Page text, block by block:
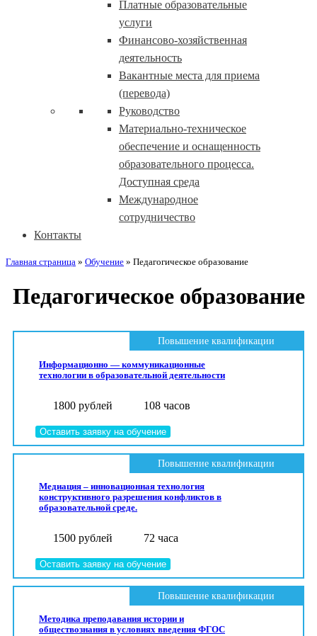
Платные образовательные
услуги
Финансово-хозяйственная
деятельность
Вакантные места для приема
(перевода)
Руководство
Материально-техническое
обеспечение и оснащенность
образовательного процесса.
Доступная среда
Международное
сотрудничество
Контакты
Главная страница » Обучение » Педагогическое образование
Педагогическое образование
Информационно — коммуникационные
технологии в образовательной деятельности
1800 рублей 108 часов
Оставить заявку на обучение
Повышение квалификации
Медиация – инновационная технология
конструктивного разрешения конфликтов в
образовательной среде.
1500 рублей 72 часа
Оставить заявку на обучение
Повышение квалификации
Методика преподавания истории и
обществознания в условиях введения ФГОС
Повышение квалификации